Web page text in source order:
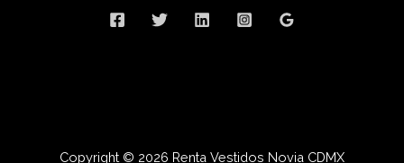
Copyright © 2026 Renta Vestidos Novia CDMX